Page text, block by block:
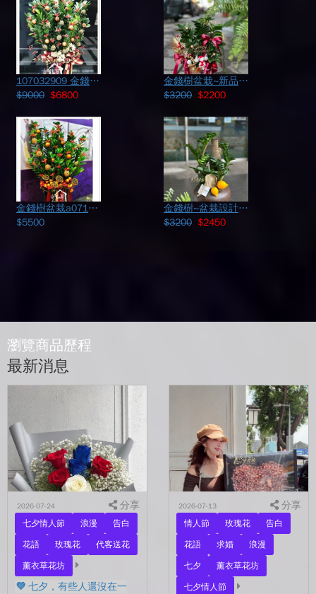
107032909 金錢樹盆栽
$9000 $6800
金錢樹盆栽~新品 114112721
$3200 $2200
金錢樹盆栽a071909
$5500
金錢樹~盆栽設計 115062917
$3200 $2450
瀏覽商品歷程
最新消息
2026-07-24 分享
七夕情人節 浪漫
告白
花語
玫瑰花
代客送花
薰衣草花坊
💜 七夕，有些人還沒在一
2026-07-13 分享
情人節 玫瑰花
告白
花語
求婚
浪漫
七夕
薰衣草花坊
七夕情人節